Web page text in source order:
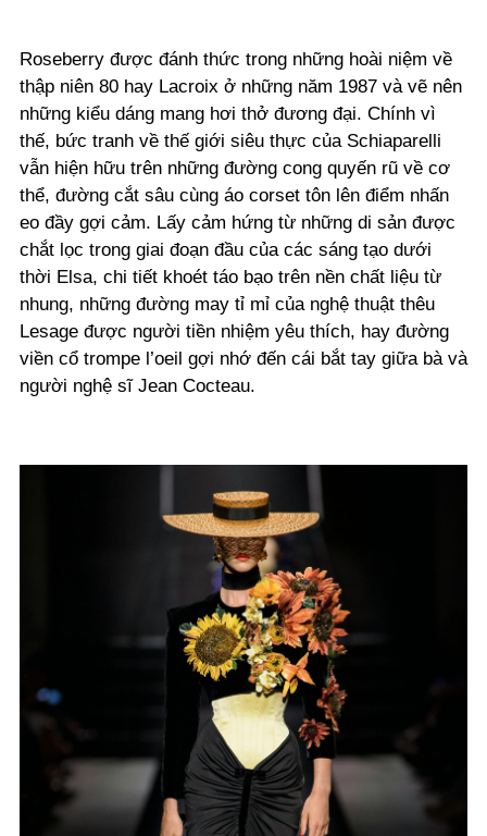
Roseberry được đánh thức trong những hoài niệm về
thập niên 80 hay Lacroix ở những năm 1987 và vẽ nên
những kiểu dáng mang hơi thở đương đại. Chính vì
thế, bức tranh về thế giới siêu thực của Schiaparelli
vẫn hiện hữu trên những đường cong quyến rũ về cơ
thể, đường cắt sâu cùng áo corset tôn lên điểm nhấn
eo đầy gợi cảm. Lấy cảm hứng từ những di sản được
chắt lọc trong giai đoạn đầu của các sáng tạo dưới
thời Elsa, chi tiết khoét táo bạo trên nền chất liệu từ
nhung, những đường may tỉ mỉ của nghệ thuật thêu
Lesage được người tiền nhiệm yêu thích, hay đường
viền cổ trompe l’oeil gợi nhớ đến cái bắt tay giữa bà và
người nghệ sĩ Jean Cocteau.